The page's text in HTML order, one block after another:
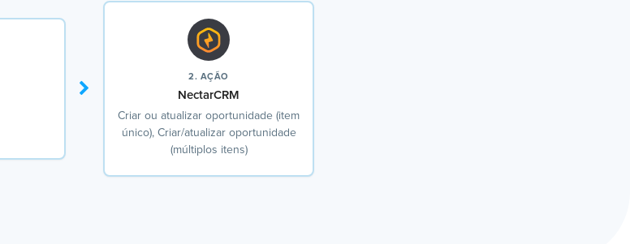
2. AÇÃO
NectarCRM
Criar ou atualizar oportunidade (item
único), Criar/atualizar oportunidade
(múltiplos itens)